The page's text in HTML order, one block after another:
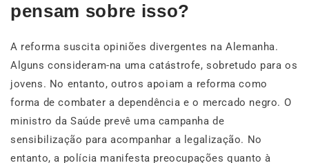
pensam sobre isso?
A reforma suscita opiniões divergentes na Alemanha.
Alguns consideram-na uma catástrofe, sobretudo para os
jovens. No entanto, outros apoiam a reforma como
forma de combater a dependência e o mercado negro. O
ministro da Saúde prevê uma campanha de
sensibilização para acompanhar a legalização. No
entanto, a polícia manifesta preocupações quanto à